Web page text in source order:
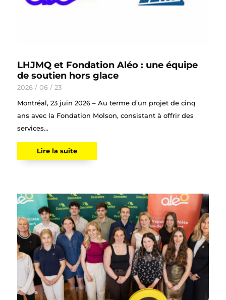
LHJMQ et Fondation Aléo : une équipe
de soutien hors glace
2026 / 06 / 23
Montréal, 23 juin 2026 – Au terme d’un projet de cinq
ans avec la Fondation Molson, consistant à offrir des
services...
Lire la suite